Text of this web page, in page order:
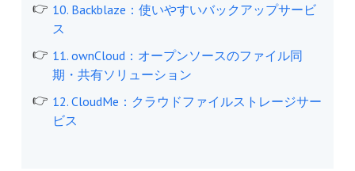
10. Backblaze：使いやすいバックアップサービ
ス
11. ownCloud：オープンソースのファイル同
期・共有ソリューション
12. CloudMe：クラウドファイルストレージサー
ビス